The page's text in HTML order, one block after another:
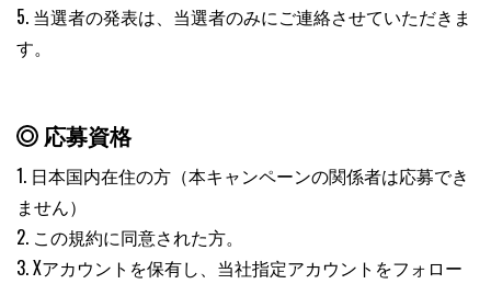
5. 当選者の発表は、当選者のみにご連絡させていただきま
す。
応募資格
1. 日本国内在住の方（本キャンペーンの関係者は応募でき
ません）
2. この規約に同意された方。
3. Xアカウントを保有し、当社指定アカウントをフォロー